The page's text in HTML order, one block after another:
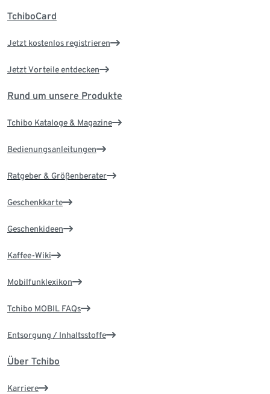
TchiboCard
Jetzt kostenlos registrieren
Jetzt Vorteile entdecken
Rund um unsere Produkte
Tchibo Kataloge & Magazine
Bedienungsanleitungen
Ratgeber & Größenberater
Geschenkkarte
Geschenkideen
Kaffee-Wiki
Mobilfunklexikon
Tchibo MOBIL FAQs
Entsorgung / Inhaltsstoffe
Über Tchibo
Karriere